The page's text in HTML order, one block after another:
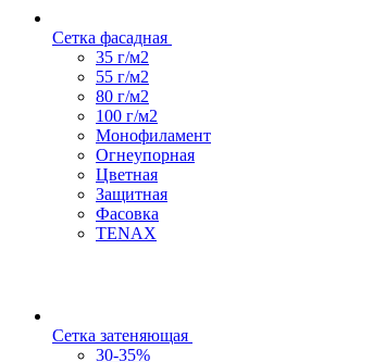
Сетка фасадная
35 г/м2
55 г/м2
80 г/м2
100 г/м2
Монофиламент
Огнеупорная
Цветная
Защитная
Фасовка
TENAX
Сетка затеняющая
30-35%